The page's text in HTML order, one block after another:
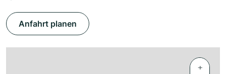
Anfahrt planen
+